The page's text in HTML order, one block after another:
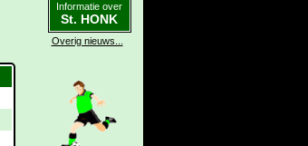
Informatie over
St. HONK
Overig nieuws...